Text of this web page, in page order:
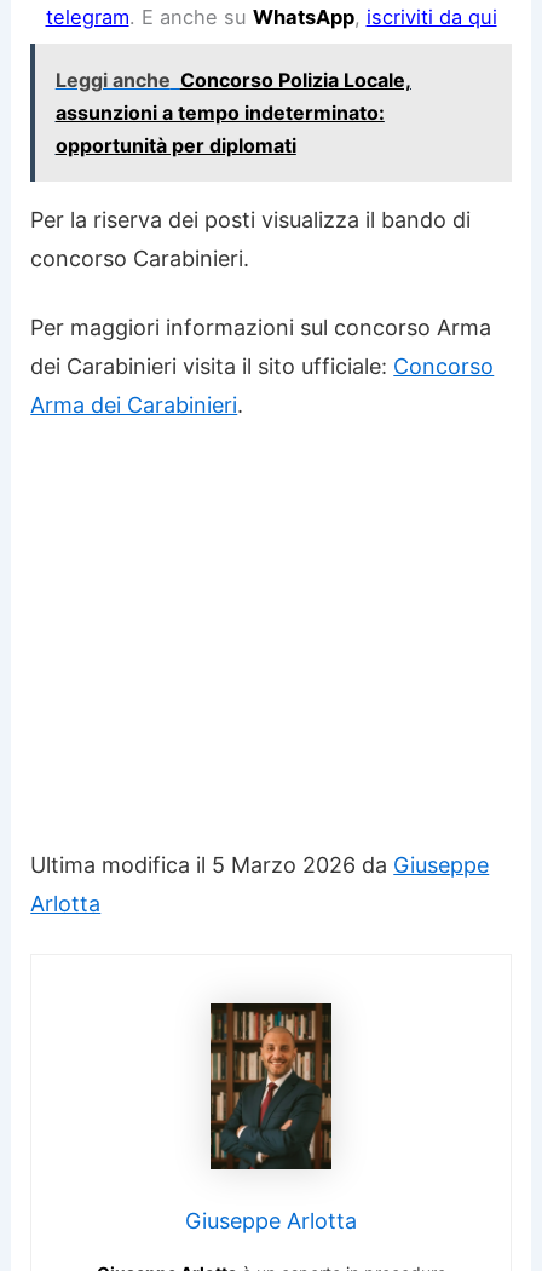
telegram. E anche su WhatsApp, iscriviti da qui
Leggi anche Concorso Polizia Locale,
assunzioni a tempo indeterminato:
opportunità per diplomati
Per la riserva dei posti visualizza il bando di
concorso Carabinieri.
Per maggiori informazioni sul concorso Arma
dei Carabinieri visita il sito ufficiale: Concorso
Arma dei Carabinieri.
Ultima modifica il 5 Marzo 2026 da Giuseppe
Arlotta
Giuseppe Arlotta